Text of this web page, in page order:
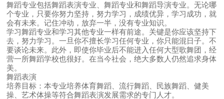
舞蹈专业包括舞蹈表演专业、舞蹈专业和舞蹈导演专业。无论哪
个专业，只要你努力坚持，努力学习，成绩优异，学习成功，就
会有未来。记住冲动，放弃一半，没有专业知识。
学习舞蹈专业和学习其他专业一样有前途。关键是你应该坚持下
去，努力学习。一旦你不擅长学习任何专业，你只能混日子。不
要谈论未来。此外，即使你毕业后不能进入任何大型歌舞团，经
营一所舞蹈学校也很好。在当今社会，绝大多数人仍然追求身体
美。
舞蹈表演
培养目标：本专业培养体育舞蹈、流行舞蹈、民族舞蹈、健美
操、艺术体操等符合舞蹈表演发展需求的专门人才。